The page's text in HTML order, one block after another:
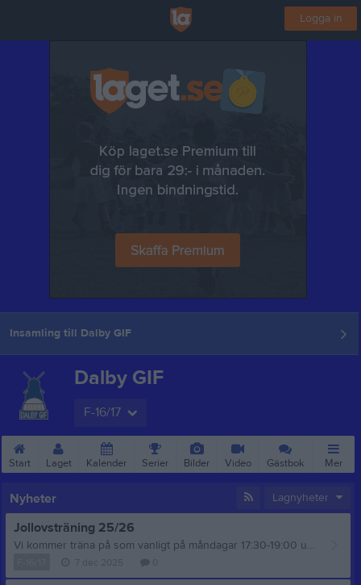
Logga in
Insamling till Dalby GIF
Dalby GIF
F-16/17
Start Laget Kalender Serier Bilder Video Gästbok Mer
Nyheter Lagnyheter
Jollovsträning 25/26
Vi kommer träna på som vanligt på måndagar 17:30-19:00 under jullovet för dom som är hemma och vill träna. Dvs den 22:a & 29:e dec och 5:e jan, Vi får se om vi får börja träna på konstgräset på Dalby ip eller om vi fortsätter på Hagalunds grusplan. Mer info kommer! // ledarna